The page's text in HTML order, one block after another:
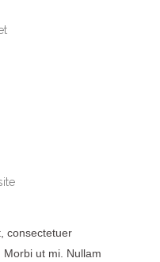
consectetuer
ut mi. Nullam